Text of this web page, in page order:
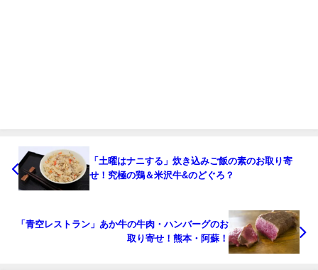
「土曜はナニする」炊き込みご飯の素のお取り寄
せ！究極の鶏＆米沢牛&のどぐろ？
「青空レストラン」あか牛の牛肉・ハンバーグのお
取り寄せ！熊本・阿蘇！